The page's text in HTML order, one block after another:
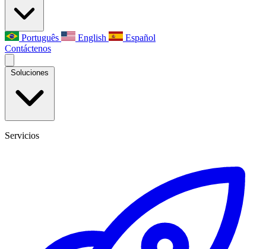
Português English
Español
Contáctenos
Soluciones
Servicios